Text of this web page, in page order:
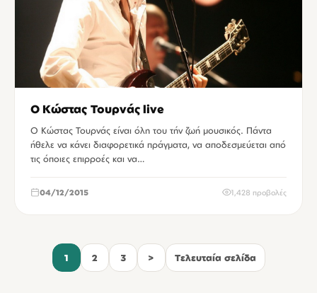
Ο Κώστας Τουρνάς live
Ο Κώστας Τουρνάς είναι όλη του τήν ζωή μουσικός. Πάντα
ήθελε να κάνει διαφορετικά πράγματα, να αποδεσμεύεται από
τις όποιες επιρροές και να…
04/12/2015 1,428 προβολές
1 2 3 > Τελευταία σελίδα